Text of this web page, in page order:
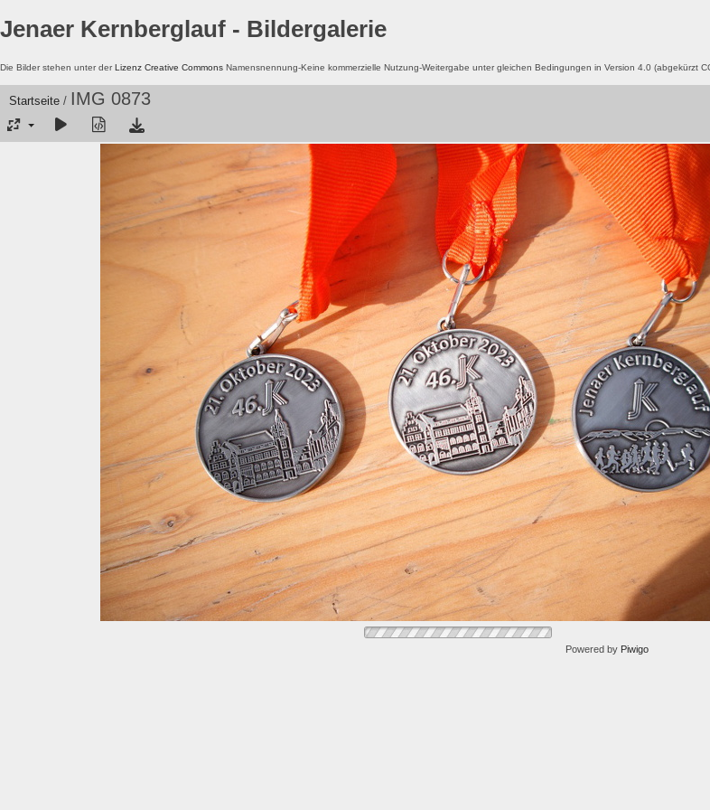
Jenaer Kernberglauf - Bildergalerie
Die Bilder stehen unter derLizenz Creative Commons Namensnennung-Keine kommerzielle Nutzung-Weitergabe unter gleichen Bedingungen in Version 4.0 (abgekürzt
Startseite / IMG 0873
Powered by Piwigo